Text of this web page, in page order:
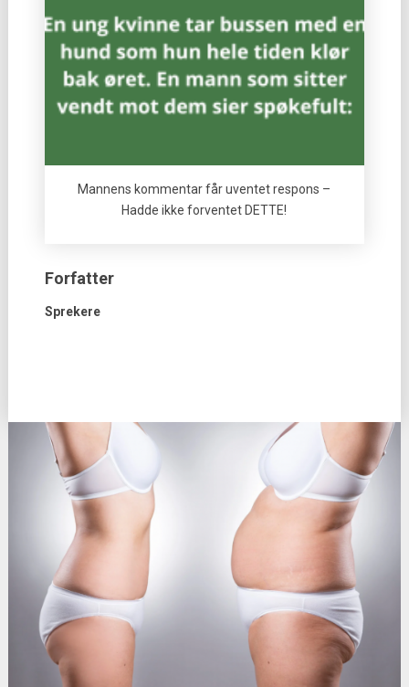
Mannens kommentar får uventet respons –
Hadde ikke forventet DETTE!
Forfatter
Sprekere